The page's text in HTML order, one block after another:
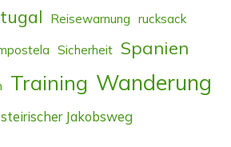
Reisewarnung rucksack
Sicherheit Spanien
Training Wanderung
Jakobsweg